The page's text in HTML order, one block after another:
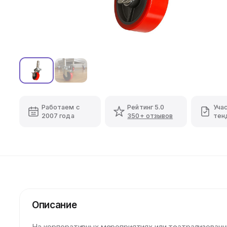
Работаем с
2007 года
Рейтинг 5.0
350+ отзывов
Описание